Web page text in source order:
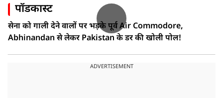
पॉडकास्ट
सेना को गाली देने वालों पर भड़के पूर्व Air Commodore,
Abhinandan से लेकर Pakistan के डर की खोली पोल!
ADVERTISEMENT